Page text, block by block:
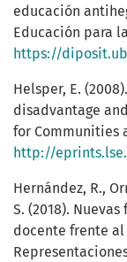
educación
Educación para
https://
Helsper, E.
disadvantage
for Communities
http://
Hernández, R.,
S. (2018).
docente frente al